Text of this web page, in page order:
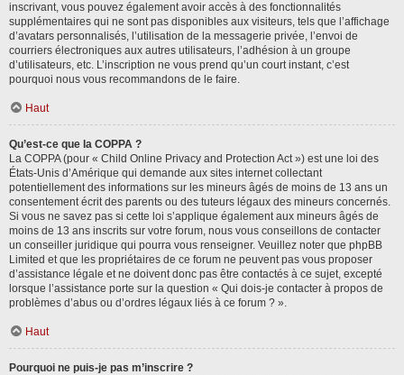
inscrivant, vous pouvez également avoir accès à des fonctionnalités
supplémentaires qui ne sont pas disponibles aux visiteurs, tels que l’affichage
d’avatars personnalisés, l’utilisation de la messagerie privée, l’envoi de
courriers électroniques aux autres utilisateurs, l’adhésion à un groupe
d’utilisateurs, etc. L’inscription ne vous prend qu’un court instant, c’est
pourquoi nous vous recommandons de le faire.
Haut
Qu’est-ce que la COPPA ?
La COPPA (pour « Child Online Privacy and Protection Act ») est une loi des
États-Unis d’Amérique qui demande aux sites internet collectant
potentiellement des informations sur les mineurs âgés de moins de 13 ans un
consentement écrit des parents ou des tuteurs légaux des mineurs concernés.
Si vous ne savez pas si cette loi s’applique également aux mineurs âgés de
moins de 13 ans inscrits sur votre forum, nous vous conseillons de contacter
un conseiller juridique qui pourra vous renseigner. Veuillez noter que phpBB
Limited et que les propriétaires de ce forum ne peuvent pas vous proposer
d’assistance légale et ne doivent donc pas être contactés à ce sujet, excepté
lorsque l’assistance porte sur la question « Qui dois-je contacter à propos de
problèmes d’abus ou d’ordres légaux liés à ce forum ? ».
Haut
Pourquoi ne puis-je pas m’inscrire ?